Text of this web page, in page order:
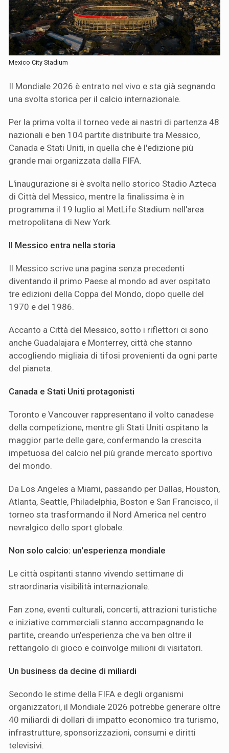
Mexico City Stadium
Il Mondiale 2026 è entrato nel vivo e sta già segnando
una svolta storica per il calcio internazionale.
Per la prima volta il torneo vede ai nastri di partenza 48
nazionali e ben 104 partite distribuite tra Messico,
Canada e Stati Uniti, in quella che è l'edizione più
grande mai organizzata dalla FIFA.
L'inaugurazione si è svolta nello storico Stadio Azteca
di Città del Messico, mentre la finalissima è in
programma il 19 luglio al MetLife Stadium nell'area
metropolitana di New York.
Il Messico entra nella storia
Il Messico scrive una pagina senza precedenti
diventando il primo Paese al mondo ad aver ospitato
tre edizioni della Coppa del Mondo, dopo quelle del
1970 e del 1986.
Accanto a Città del Messico, sotto i riflettori ci sono
anche Guadalajara e Monterrey, città che stanno
accogliendo migliaia di tifosi provenienti da ogni parte
del pianeta.
Canada e Stati Uniti protagonisti
Toronto e Vancouver rappresentano il volto canadese
della competizione, mentre gli Stati Uniti ospitano la
maggior parte delle gare, confermando la crescita
impetuosa del calcio nel più grande mercato sportivo
del mondo.
Da Los Angeles a Miami, passando per Dallas, Houston,
Atlanta, Seattle, Philadelphia, Boston e San Francisco, il
torneo sta trasformando il Nord America nel centro
nevralgico dello sport globale.
Non solo calcio: un'esperienza mondiale
Le città ospitanti stanno vivendo settimane di
straordinaria visibilità internazionale.
Fan zone, eventi culturali, concerti, attrazioni turistiche
e iniziative commerciali stanno accompagnando le
partite, creando un'esperienza che va ben oltre il
rettangolo di gioco e coinvolge milioni di visitatori.
Un business da decine di miliardi
Secondo le stime della FIFA e degli organismi
organizzatori, il Mondiale 2026 potrebbe generare oltre
40 miliardi di dollari di impatto economico tra turismo,
infrastrutture, sponsorizzazioni, consumi e diritti
televisivi.